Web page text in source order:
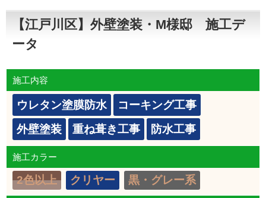
【江戸川区】外壁塗装・M様邸 施工デ
ータ
施工内容
ウレタン塗膜防水
コーキング工事
外壁塗装
重ね葺き工事 防水工事
施工カラー
2色以上 クリヤー 黒・グレー系